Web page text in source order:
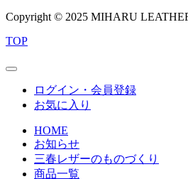
Copyright © 2025 MIHARU
TOP
ログイン・会員登録
お気に入り
HOME
お知らせ
三春レザーのものづくり
商品一覧